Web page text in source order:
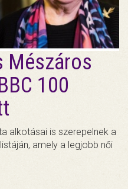
Mészáros
100
alkotásai is szerepelnek a
amely a legjobb női